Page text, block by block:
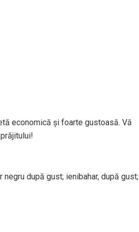
economică și foarte gustoasă. Vă
după gust; ienibahar, după gust;